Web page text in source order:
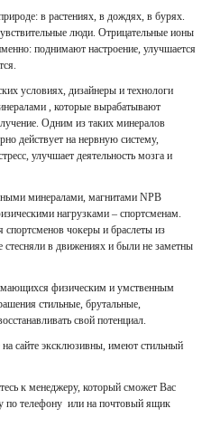
в растениях, в дождях, в бурях.
люди. Отрицательные ионы
поднимают настроение, улучшается
условиях, дизайнеры и технологи
, которые вырабатывают
Одним из таких минералов
действует на нервную систему,
улучшает деятельность мозга и
минералами, магнитами NPB
нагрузками – спортсменам.
спортсменов чокеры и браслеты из
стесняли в движениях и были не заметны
физическим и умственным
стильные, брутальные,
свой потенциал.
сайте эксклюзивны, имеют стильный
к менеджеру, который сможет Вас
по телефону или на почтовый ящик